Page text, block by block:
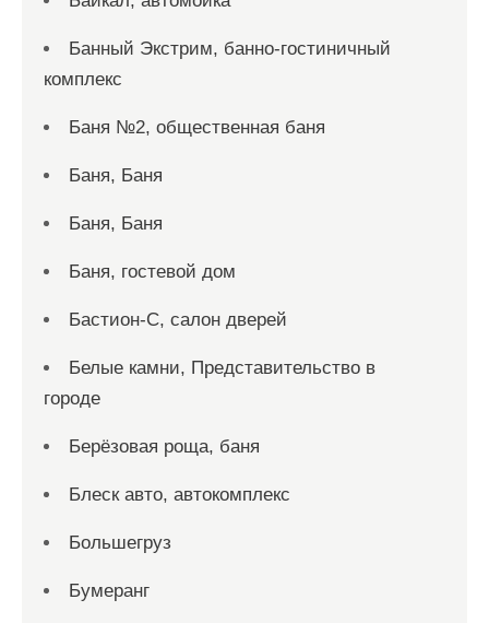
Банный Экстрим, банно-гостиничный
комплекс
Баня №2, общественная баня
Баня, Баня
Баня, Баня
Баня, гостевой дом
Бастион-С, салон дверей
Белые камни, Представительство в
городе
Берёзовая роща, баня
Блеск авто, автокомплекс
Большегруз
Бумеранг